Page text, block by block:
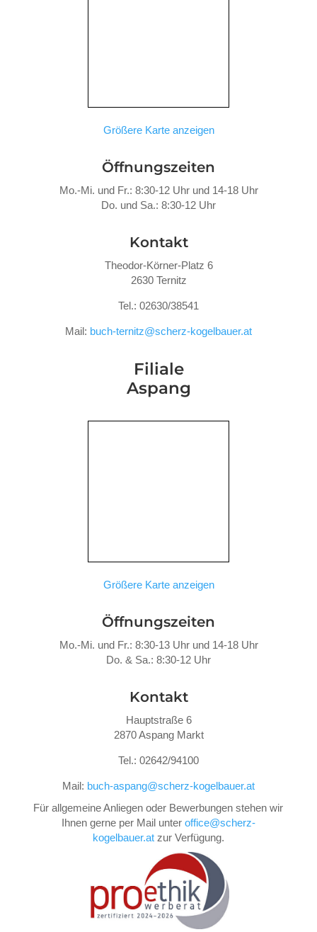
Größere Karte anzeigen
Öffnungszeiten
Mo.-Mi. und Fr.: 8:30-12 Uhr und 14-18 Uhr
Do. und Sa.: 8:30-12 Uhr
Kontakt
Theodor-Körner-Platz 6
2630 Ternitz
Tel.: 02630/38541
Mail: buch-ternitz@scherz-kogelbauer.at
Filiale
Aspang
Größere Karte anzeigen
Öffnungszeiten
Mo.-Mi. und Fr.: 8:30-13 Uhr und 14-18 Uhr
Do. & Sa.: 8:30-12 Uhr
Kontakt
Hauptstraße 6
2870 Aspang Markt
Tel.: 02642/94100
Mail: buch-aspang@scherz-kogelbauer.at
Für allgemeine Anliegen oder Bewerbungen stehen wir
Ihnen gerne per Mail unter office@scherz-
kogelbauer.atzur Verfügung.